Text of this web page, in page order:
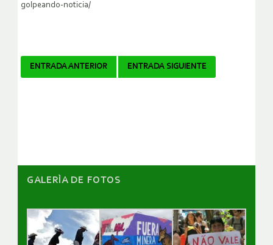
golpeando-noticia/
Navegador
ENTRADA ANTERIOR ENTRADA SIGUIENTE
GALERÌA DE FOTOS